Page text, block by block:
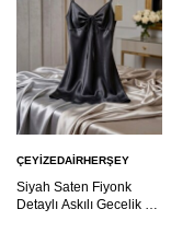
ÇEYIZEDAIRHERŞEY
Siyah Saten Fiyonk
Detaylı Askılı Gecelik –